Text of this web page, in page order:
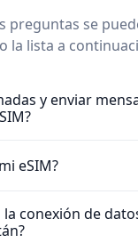
preguntas se
la lista a
y enviar
exclusivamente
apps de mensajería
eSIM?
, la recibirás de
activar la SIM,
conexión de